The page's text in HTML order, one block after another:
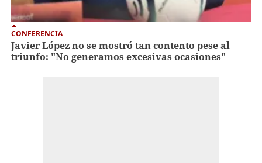
CONFERENCIA
Javier López no se mostró tan contento pese al
triunfo: "No generamos excesivas ocasiones"